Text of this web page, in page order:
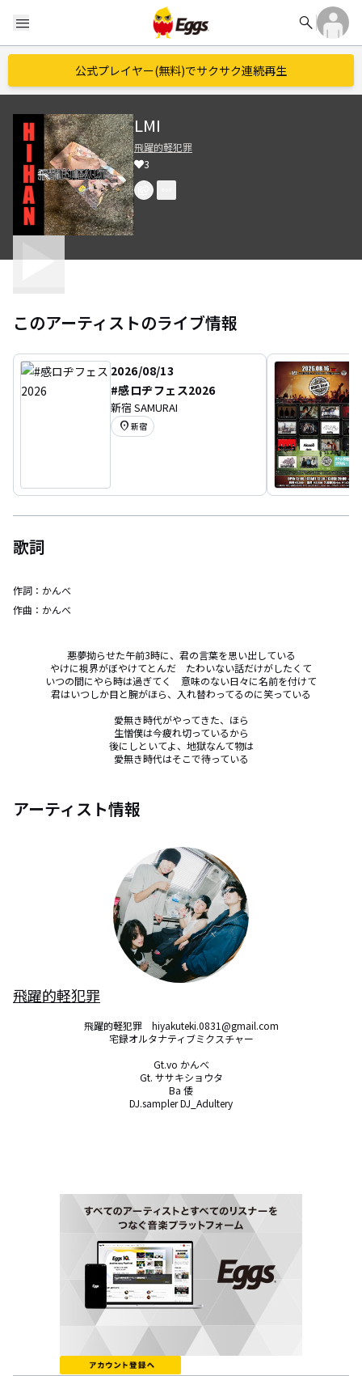
menu search
公式プレイヤー(無料)でサクサク連続再生
LMI
飛躍的軽犯罪
3
このアーティストのライブ情報
2026/08/13
#感ロヂフェス2026
新宿 SAMURAI
location_on 新宿
歌詞
作詞： かんべ
作曲： かんべ
悪夢拗らせた午前3時に、君の言葉を思い出している
やけに視界がぼやけてとんだ　たわいない話だけがしたくて
いつの間にやら時は過ぎてく　意味のない日々に名前を付けて
君はいつしか目と腕がほら、入れ替わってるのに笑っている
愛無き時代がやってきた、ほら
生憎僕は今疲れ切っているから
後にしといてよ、地獄なんて物は
愛無き時代はそこで待っている
アーティスト情報
飛躍的軽犯罪
飛躍的軽犯罪　hiyakuteki.0831@gmail.com
宅録オルタナティブミクスチャー
Gt.vo かんべ
Gt. ササキショウタ
Ba 倭
DJ.sampler DJ_Adultery